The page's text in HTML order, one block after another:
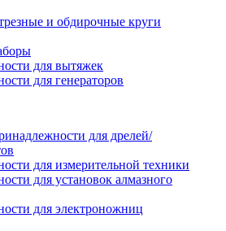
и обдирочные круги
для вытяжек
для генераторов
для дрелей/
для измерительной техники
для установок алмазного
для электроножниц